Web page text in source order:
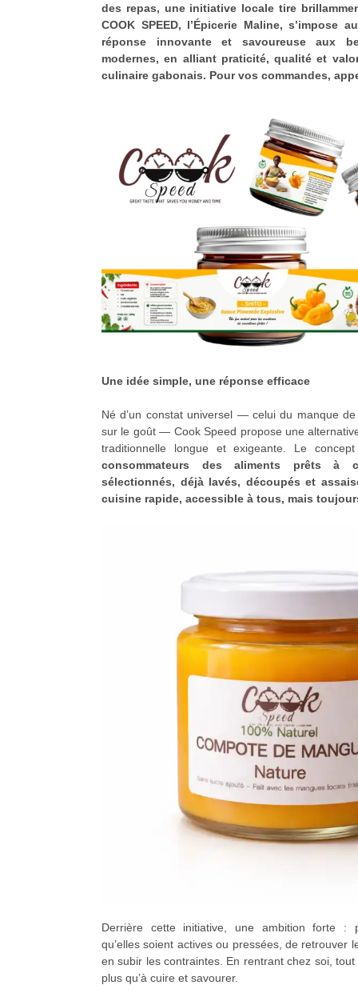
des repas, une initiative locale tire
COOK SPEED, l’Épicerie Maline, s’impose
réponse innovante et savoureuse aux
modernes, en alliant praticité, qualité et
culinaire gabonais. Pour vos commandes,
Une idée simple, une réponse efficace
Né d’un constat universel — celui du manque
sur le goût — Cook Speed propose une
traditionnelle longue et exigeante. Le
consommateurs des aliments prêts à
sélectionnés, déjà lavés, découpés et
cuisine rapide, accessible à tous, mais
Derrière cette initiative, une ambition forte :
qu’elles soient actives ou pressées, de retrouver
en subir les contraintes. En rentrant chez soi,
plus qu’à cuire et savourer.